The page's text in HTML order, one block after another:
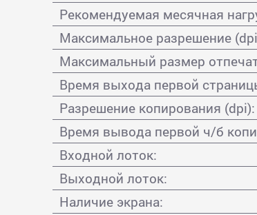
Рекомендуемая месячная
Максимальное разрешение
Максимальный размер
Время выхода первой
Разрешение копирования (dpi):
Время вывода первой ч/б
Входной лоток:
Выходной лоток:
Наличие экрана: